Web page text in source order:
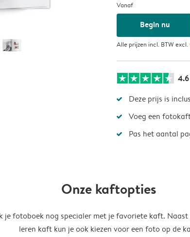
Vanaf
Begin nu
Alle prijzen incl. BTW excl.
4.6
Deze prijs is
Voeg een
Pas het aantal
Onze kaftopties
je fotoboek nog specialer met je favoriete kaft. Naast
leren kaft kun je ook kiezen voor een foto op de